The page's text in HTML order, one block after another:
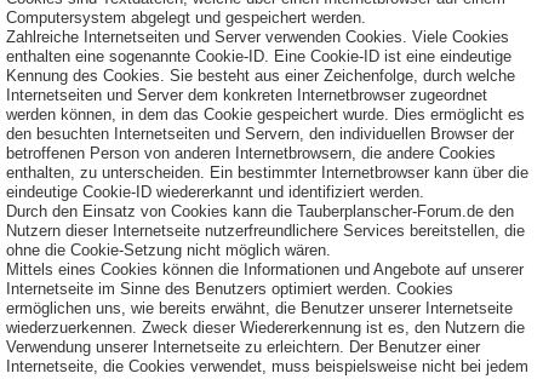
Computersystem abgelegt und gespeichert werden.
Zahlreiche Internetseiten und Server verwenden Cookies. Viele Cookies
enthalten eine sogenannte Cookie-ID. Eine Cookie-ID ist eine eindeutige
Kennung des Cookies. Sie besteht aus einer Zeichenfolge, durch welche
Internetseiten und Server dem konkreten Internetbrowser zugeordnet
werden können, in dem das Cookie gespeichert wurde. Dies ermöglicht es
den besuchten Internetseiten und Servern, den individuellen Browser der
betroffenen Person von anderen Internetbrowsern, die andere Cookies
enthalten, zu unterscheiden. Ein bestimmter Internetbrowser kann über die
eindeutige Cookie-ID wiedererkannt und identifiziert werden.
Durch den Einsatz von Cookies kann die Tauberplanscher-Forum.de den
Nutzern dieser Internetseite nutzerfreundlichere Services bereitstellen, die
ohne die Cookie-Setzung nicht möglich wären.
Mittels eines Cookies können die Informationen und Angebote auf unserer
Internetseite im Sinne des Benutzers optimiert werden. Cookies
ermöglichen uns, wie bereits erwähnt, die Benutzer unserer Internetseite
wiederzuerkennen. Zweck dieser Wiedererkennung ist es, den Nutzern die
Verwendung unserer Internetseite zu erleichtern. Der Benutzer einer
Internetseite, die Cookies verwendet, muss beispielsweise nicht bei jedem